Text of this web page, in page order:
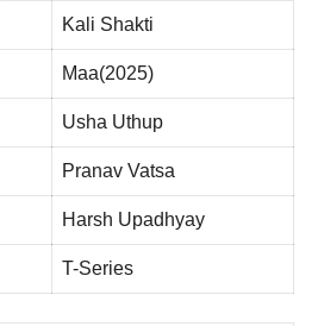
Kali Shakti
Maa(2025)
Usha Uthup
Pranav Vatsa
Harsh Upadhyay
T-Series